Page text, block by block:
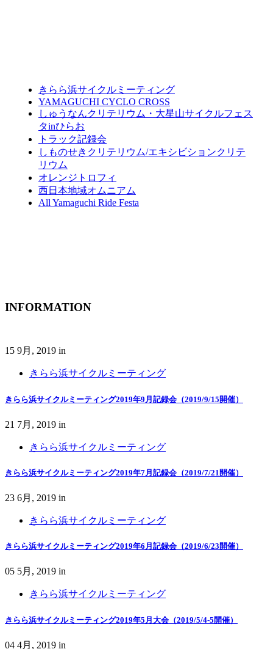
きらら浜サイクルミーティング
YAMAGUCHI CYCLO CROSS
しゅうなんクリテリウム・大星山サイクルフェス
タinひらお
トラック記録会
しものせきクリテリウム/エキシビションクリテ
リウム
オレンジトロフィ
西日本地域オムニアム
All Yamaguchi Ride Festa
INFORMATION
15 9月, 2019 in
きらら浜サイクルミーティング
きらら浜サイクルミーティング2019年9月記録会（2019/9/15開催）
21 7月, 2019 in
きらら浜サイクルミーティング
きらら浜サイクルミーティング2019年7月記録会（2019/7/21開催）
23 6月, 2019 in
きらら浜サイクルミーティング
きらら浜サイクルミーティング2019年6月記録会（2019/6/23開催）
05 5月, 2019 in
きらら浜サイクルミーティング
きらら浜サイクルミーティング2019年5月大会（2019/5/4-5開催）
04 4月, 2019 in